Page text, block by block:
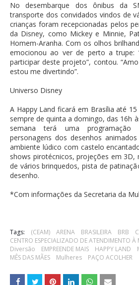
No desembarque dos ônibus da
transporte dos convidados vindos de
crianças foram recepcionadas pelos
da Disney, como Mickey e Minnie,
Homem-Aranha. Com os olhos
emocionou ao ver de perto a trupe:
participar deste projeto”, contou.
estou me divertindo”.
Universo Disney
A Happy Land ficará em Brasília até
sempre de quinta a domingo, das 16h
semana terá uma programação
personagens dos desenhos
ambiente lúdico com castelo
shows pirotécnicos, projeções em 3D,
de vários brinquedos, pista de
desenho.
*Com informações da Secretaria da
Tags: (CEAM) ARENA BRASILEIRA BRB
CENTRO ESPECIALIZADO DE ATENDIMENTO À
Diversão
EMPREENDE MAIS HAPPY LAND
MÊS DAS MÃES
Mulheres PAÇO ACOLHER